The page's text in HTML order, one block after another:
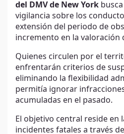
del DMV de New York
vigilancia sobre los
extensión del periodo de
incremento en la valoración
Quienes circulen por el
enfrentarán criterios de
eliminando la flexibilidad
permitía ignorar
acumuladas en el pasado.
El objetivo central reside en
incidentes fatales a través